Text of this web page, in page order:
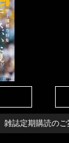
雑誌定期購読のご